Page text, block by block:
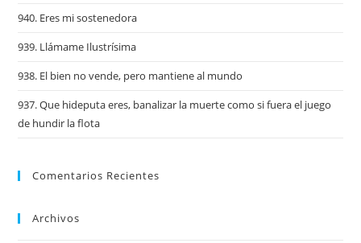
940. Eres mi sostenedora
939. Llámame Ilustrísima
938. El bien no vende, pero mantiene al mundo
937. Que hideputa eres, banalizar la muerte como si fuera el juego
de hundir la flota
Comentarios Recientes
Archivos